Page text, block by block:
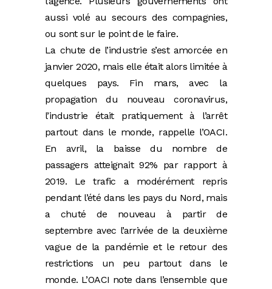
aussi volé au secours des compagnies,
ou sont sur le point de le faire.
La chute de l’industrie s’est amorcée en
janvier 2020, mais elle était alors limitée à
quelques pays. Fin mars, avec la
propagation du nouveau coronavirus,
l’industrie était pratiquement à l’arrêt
partout dans le monde, rappelle l’OACI.
En avril, la baisse du nombre de
passagers atteignait 92% par rapport à
2019. Le trafic a modérément repris
pendant l’été dans les pays du Nord, mais
a chuté de nouveau à partir de
septembre avec l’arrivée de la deuxième
vague de la pandémie et le retour des
restrictions un peu partout dans le
monde. L’OACI note dans l’ensemble que